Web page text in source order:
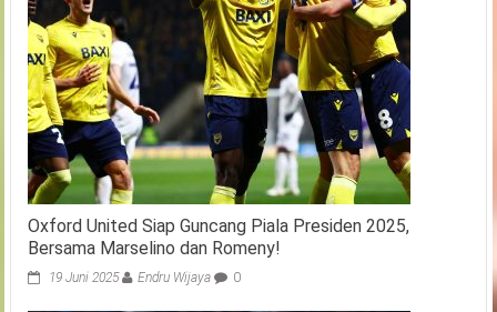
Oxford United Siap Guncang Piala Presiden 2025,
Bersama Marselino dan Romeny!
19 Juni 2025 Endru Wijaya 0